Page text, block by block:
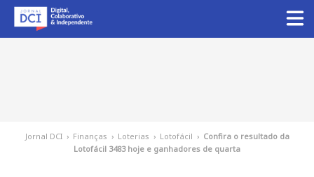
Jornal DCI › Finanças › Loterias › Lotofácil › Confira o resultado da
Lotofácil 3483 hoje e ganhadores de quarta